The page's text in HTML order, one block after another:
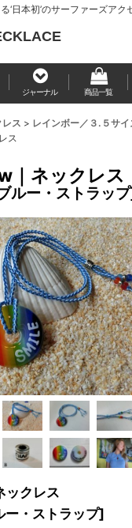
‘日本初’のサーファーズアク
ジャーナル 商品一覧
レス > レインボー／３.５サイ
ス
｜ネックレス
ルー・ストラップ
クレス
ー・ストラップ]